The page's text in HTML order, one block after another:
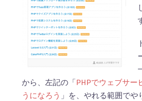
から、左記の「PHPでウェブサー
うになろう 」を、やれる範囲でや